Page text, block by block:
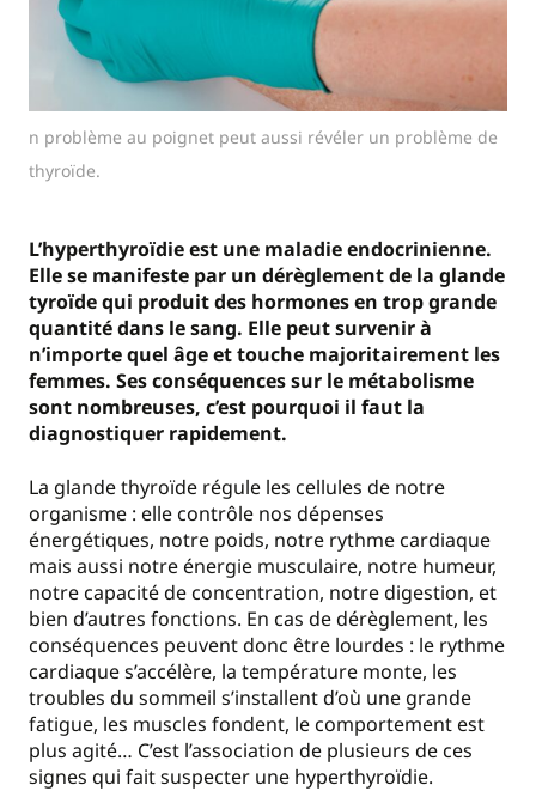
n problème au poignet peut aussi révéler un problème de
thyroïde.
L’hyperthyroïdie est une maladie endocrinienne.
Elle se manifeste par un dérèglement de la glande
tyroïde qui produit des hormones en trop grande
quantité dans le sang. Elle peut survenir à
n’importe quel âge et touche majoritairement les
femmes. Ses conséquences sur le métabolisme
sont nombreuses, c’est pourquoi il faut la
diagnostiquer rapidement.
La glande thyroïde régule les cellules de notre
organisme : elle contrôle nos dépenses
énergétiques, notre poids, notre rythme cardiaque
mais aussi notre énergie musculaire, notre humeur,
notre capacité de concentration, notre digestion, et
bien d’autres fonctions. En cas de dérèglement, les
conséquences peuvent donc être lourdes : le rythme
cardiaque s’accélère, la température monte, les
troubles du sommeil s’installent d’où une grande
fatigue, les muscles fondent, le comportement est
plus agité… C’est l’association de plusieurs de ces
signes qui fait suspecter une hyperthyroïdie.